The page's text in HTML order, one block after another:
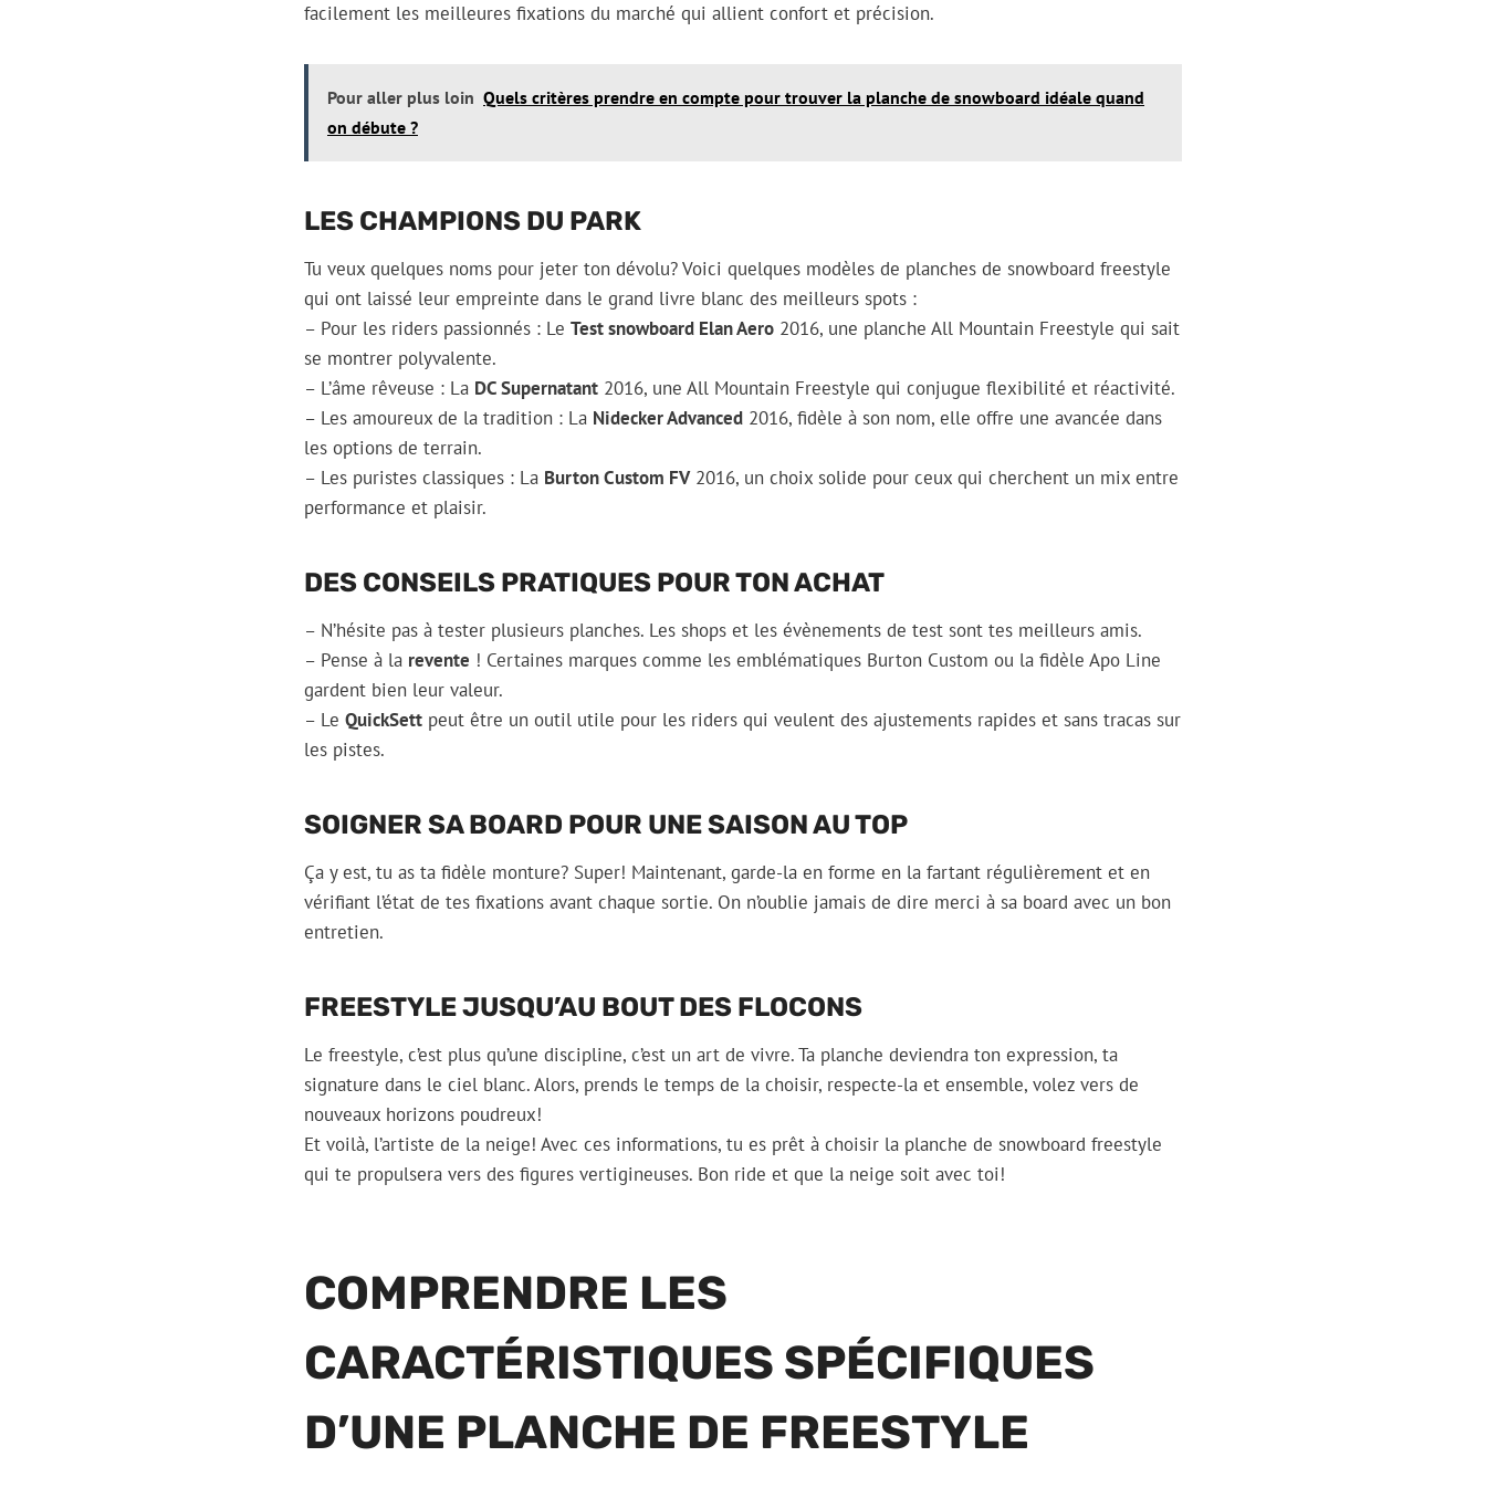
facilement les meilleures fixations du marché qui allient confort et précision.
Pour aller plus loin Quels critères prendre en compte pour trouver la planche de snowboard idéale quand
on débute ?
LES CHAMPIONS DU PARK
Tu veux quelques noms pour jeter ton dévolu? Voici quelques modèles de planches de snowboard freestyle
qui ont laissé leur empreinte dans le grand livre blanc des meilleurs spots :
– Pour les riders passionnés : Le Test snowboard Elan Aero 2016, une planche All Mountain Freestyle qui sait
se montrer polyvalente.
– L’âme rêveuse : La DC Supernatant 2016, une All Mountain Freestyle qui conjugue flexibilité et réactivité.
– Les amoureux de la tradition : La Nidecker Advanced 2016, fidèle à son nom, elle offre une avancée dans
les options de terrain.
– Les puristes classiques : La Burton Custom FV2016, un choix solide pour ceux qui cherchent un mix entre
performance et plaisir.
DES CONSEILS PRATIQUES POUR TON ACHAT
– N’hésite pas à tester plusieurs planches. Les shops et les évènements de test sont tes meilleurs amis.
– Pense à la revente ! Certaines marques comme les emblématiques Burton Custom ou la fidèle Apo Line
gardent bien leur valeur.
– Le QuickSett peut être un outil utile pour les riders qui veulent des ajustements rapides et sans tracas sur
les pistes.
SOIGNER SA BOARD POUR UNE SAISON AU TOP
Ça y est, tu as ta fidèle monture? Super! Maintenant, garde-la en forme en la fartant régulièrement et en
vérifiant l’état de tes fixations avant chaque sortie. On n’oublie jamais de dire merci à sa board avec un bon
entretien.
FREESTYLE JUSQU’AU BOUT DES FLOCONS
Le freestyle, c’est plus qu’une discipline, c’est un art de vivre. Ta planche deviendra ton expression, ta
signature dans le ciel blanc. Alors, prends le temps de la choisir, respecte-la et ensemble, volez vers de
nouveaux horizons poudreux!
Et voilà, l’artiste de la neige! Avec ces informations, tu es prêt à choisir la planche de snowboard freestyle
qui te propulsera vers des figures vertigineuses. Bon ride et que la neige soit avec toi!
COMPRENDRE LES
CARACTÉRISTIQUES SPÉCIFIQUES
D’UNE PLANCHE DE FREESTYLE